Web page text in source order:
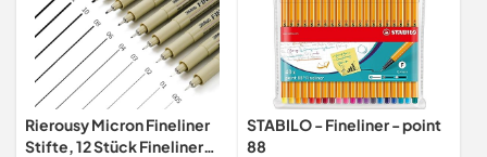
Rierousy Micron Fineliner
Stifte, 12 Stück Fineliner
STABILO - Fineliner - point
88